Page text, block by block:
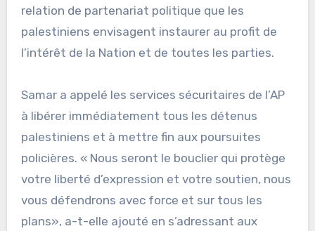
relation de partenariat politique que les
palestiniens envisagent instaurer au profit de
l’intérêt de la Nation et de toutes les parties.
Samar a appelé les services sécuritaires de l’AP
à libérer immédiatement tous les détenus
palestiniens et à mettre fin aux poursuites
policières. « Nous seront le bouclier qui protège
votre liberté d’expression et votre soutien, nous
vous défendrons avec force et sur tous les
plans», a-t-elle ajouté en s’adressant aux